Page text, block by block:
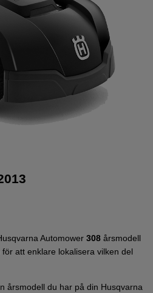
Automower 308 årsmodell
för att enklare lokalisera vilken del
årsmodell du har på din Husqvarna